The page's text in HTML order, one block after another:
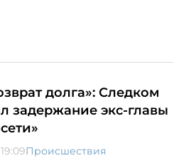
долга»: Следком
задержание экс-главы
Происшествия